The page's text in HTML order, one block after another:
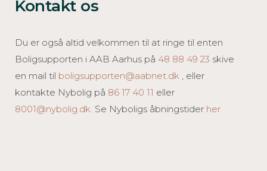
Kontakt os
Du er også altid velkommen til at ringe til enten
Boligsupporten i AAB Aarhus på 48 88 49 23 skive
en mail til boligsupporten@aabnet.dk , eller
kontakte Nybolig på 86 17 40 11 eller
8001@nybolig.dk . Se Nyboligs åbningstider her